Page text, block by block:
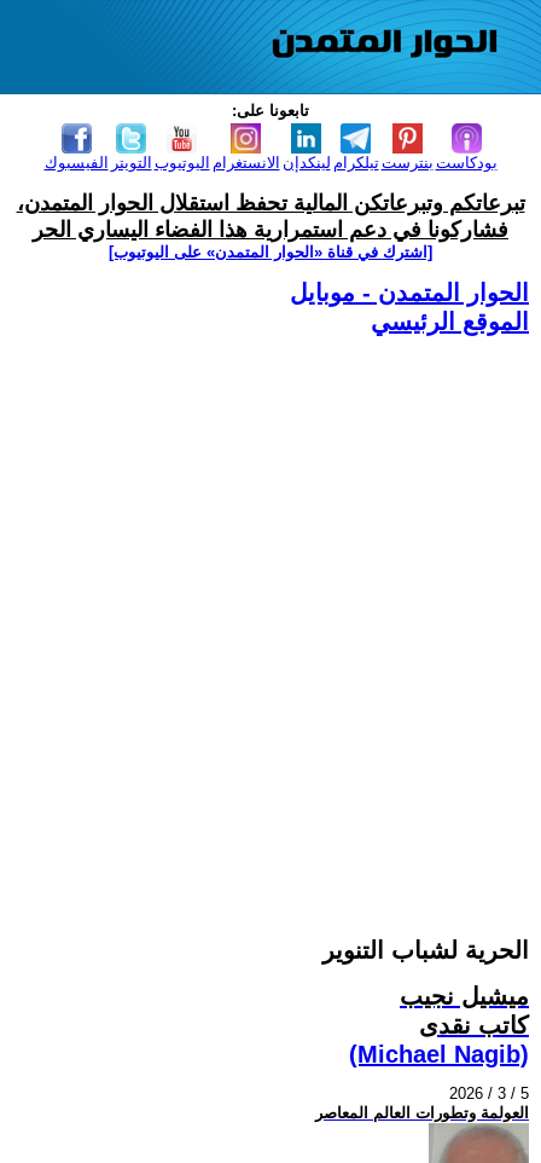
تابعونا على:
الفيسبوك التويتر اليوتيوب الانستغرام لينكدإن تيلكرامبنترست بودكاست
تبرعاتكم وتبرعاتكن المالية تحفظ استقلال الحوار المتمدن،
فشاركونا في دعم استمرارية هذا الفضاء اليساري الحر
[اشترك في قناة ‫«الحوار المتمدن» على اليوتيوب]
الحوار المتمدن - موبايل
الموقع الرئيسي
الحرية لشباب التنوير
ميشيل نجيب
كاتب نقدى
(Michael Nagib)
2026 / 3 / 5
العولمة وتطورات العالم المعاصر